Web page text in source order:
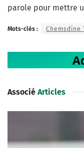
parole pour mettre
Mots-clés : Chemsdine
Associé Articles